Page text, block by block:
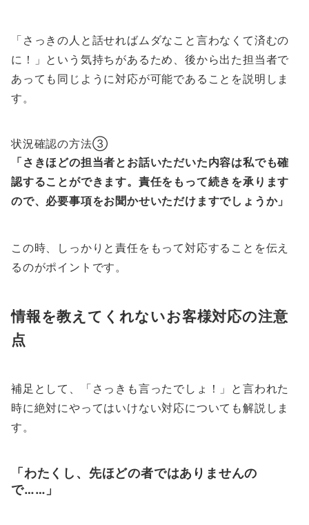
「さっきの人と話せればムダなこと言わなくて済むの
に！」という気持ちがあるため、後から出た担当者で
あっても同じように対応が可能であることを説明しま
す。
状況確認の方法③
「さきほどの担当者とお話いただいた内容は私でも確
認することができます。 責任をもって続きを承ります
ので、 必要事項をお聞かせいただけますでしょうか」
この時、
しっかりと責任をもって対応することを伝え
るのがポイント です。
情報を教えてくれないお客様対応の注意
点
補足として、「さっきも言ったでしょ！」と言われた
時に絶対にやってはいけない対応についても解説しま
す。
「わたくし、先ほどの者ではありませんの
で……」